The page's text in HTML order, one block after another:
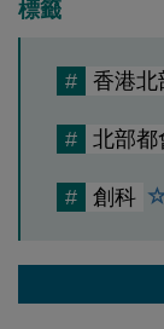
標籤
# 香港北
# 北部都
# 創科